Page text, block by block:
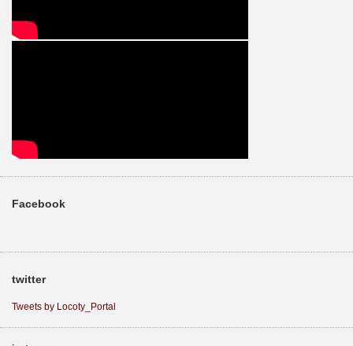
Facebook
twitter
Tweets by Locoty_Portal